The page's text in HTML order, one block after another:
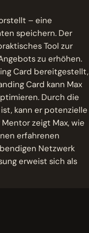
– eine
speichern. Der
Tool zur
zu erhöhen.
Card bereitgestellt,
Card kann Max
Durch die
kann er potenzielle
zeigt Max, wie
erfahrenen
Netzwerk
erweist sich als